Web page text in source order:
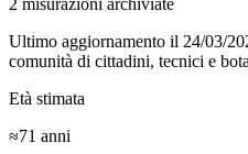
Ultimo aggiornamento il 24/03/
comunità di cittadini, tecnici e
Età stimata
≈71 anni